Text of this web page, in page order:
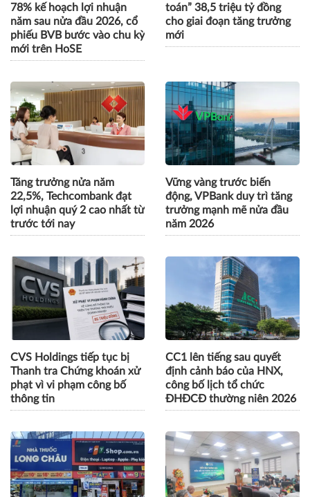
78% kế hoạch lợi nhuận
năm sau nửa đầu 2026, cổ
phiếu BVB bước vào chu kỳ
mới trên HoSE
toán” 38,5 triệu tỷ đồng
cho giai đoạn tăng trưởng
mới
Tăng trưởng nửa năm
22,5%, Techcombank đạt
lợi nhuận quý 2 cao nhất từ
trước tới nay
Vững vàng trước biến
động, VPBank duy trì tăng
trưởng mạnh mẽ nửa đầu
năm 2026
CVS Holdings tiếp tục bị
Thanh tra Chứng khoán xử
phạt vì vi phạm công bố
thông tin
CC1 lên tiếng sau quyết
định cảnh báo của HNX,
công bố lịch tổ chức
ĐHĐCĐ thường niên 2026